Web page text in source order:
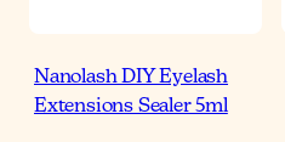
Nanolash DIY Eyelash
Extensions Sealer 5ml